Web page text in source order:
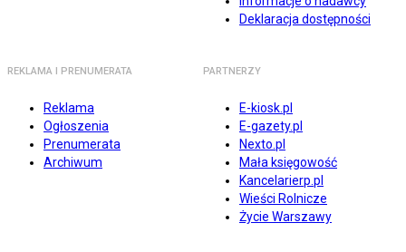
Deklaracja dostępności
REKLAMA I PRENUMERATA
Reklama
Ogłoszenia
Prenumerata
Archiwum
PARTNERZY
E-kiosk.pl
E-gazety.pl
Nexto.pl
Mała księgowość
Kancelarierp.pl
Wieści Rolnicze
Życie Warszawy